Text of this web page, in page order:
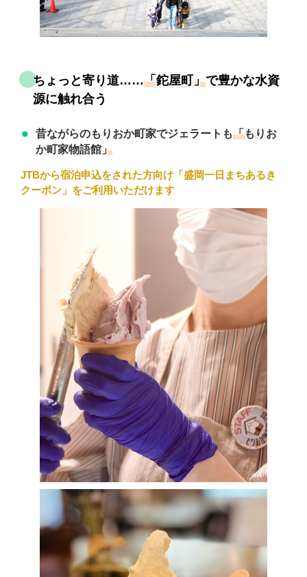
ちょっと寄り道……「鉈屋町」で豊かな水資
源に触れ合う
昔ながらのもりおか町家でジェラートも「もりお
か町家物語館」
JTBから宿泊申込をされた方向け「盛岡一日まちあるき
クーポン」をご利用いただけます